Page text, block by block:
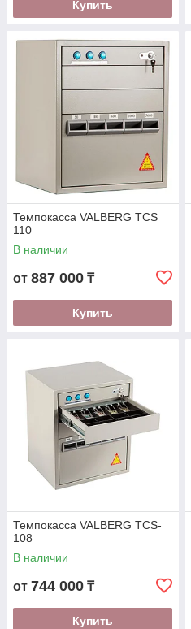
Купить
Темпокасса VALBERG TCS
110
В наличии
от 887 000 ₸
Купить
Темпокасса VALBERG TCS-
108
В наличии
от 744 000 ₸
Купить